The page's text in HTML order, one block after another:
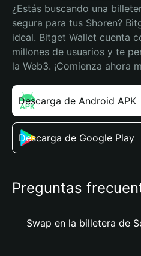
¿Estás buscando una
segura para tus Shoren?
ideal. Bitget Wallet cuenta
millones de usuarios y te
la Web3. ¡Comienza ahora
Descarga de Android APK
Descarga de Google Play
Preguntas
Swap en la billetera de